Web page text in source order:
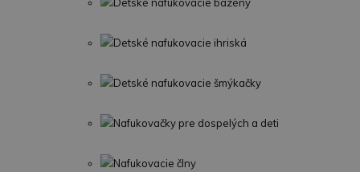
Detské nafukovacie ihriská
Detské nafukovacie šmýkačky
Nafukovačky pre dospelých a deti
Nafukovacie člny